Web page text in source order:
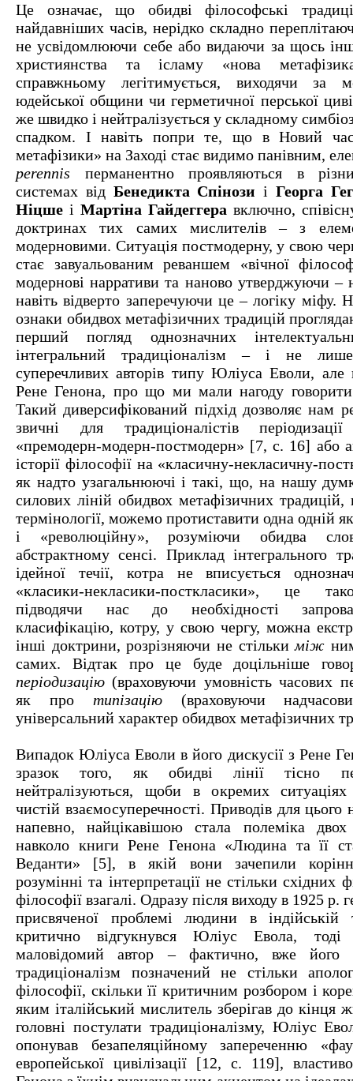
Це означає, що обидві філософські
найдавніших часів, нерідко складно
не усвідомлюючи себе або видаючи за щось
християнства та ісламу «нова
справжньому легітимується, виходячи за
юдейської общини чи герметичної перської
же швидко і нейтралізується у складному
спадком. І навіть попри те, що в Новий
метафізики» на Заході стає видимо панівним,
perennis перманентно проявляються в
системах від Бенедикта Спінози і Георга
Ніцше і Мартіна Гайдеггера включно,
доктринах тих самих мислителів – з
модерновими. Ситуація постмодерну, у свою
стає завуальованим реваншем «вічної
модернові нарративи та наново утверджуючи –
навіть відверто заперечуючи це – логіку
ознаки обидвох метафізичних традицій
перший погляд однозначних
інтегральний традиціоналізм – і не
суперечливих авторів типу Юліуса Еволи, але
Рене Генона, про що ми мали нагоду
Такий диверсифікований підхід дозволяє нам
звичні для традиціоналістів
«премодерн-модерн-постмодерн» [7, с. 16] або
історії філософії на «класичну-некласичну-
як надто узагальнюючі і такі, що, на нашу
силових ліній обидвох метафізичних
термінології, можемо протиставити одна одній
і «революційну», розуміючи обидва
абстрактному сенсі. Приклад інтегрального
ідейної течії, котра не вписується
«класики-некласики-посткласики», це
підводячи нас до необхідності
класифікацію, котру, у свою чергу, можна
інші доктрини, розрізняючи не стількиміж
самих. Відтак про це буде доцільніше
періодизацію (враховуючи умовність часових
як про типізацію(враховуючи
універсальний характер обидвох метафізичних
Випадок Юліуса Еволи в його дискусії з Рене
зразок того, як обидві лінії тісно
нейтралізуються, щоби в окремих
чистій взаємосуперечності. Приводів для цього
напевно, найцікавішою стала полеміка двох
навколо книги Рене Генона «Людина та її
Веданти» [5], в якій вони зачепили
розумінні та інтерпретації не стільки східних
філософії взагалі. Одразу після виходу в 1925 р.
присвяченої проблемі людини в індійській
критично відгукнувся Юліус Евола,
маловідомий автор – фактично, вже
традиціоналізм позначений не стільки
філософії, скільки її критичним розбором і
яким італійський мислитель зберігав до
головні постулати традиціоналізму, Юліус
опонував безапеляційному запереченню
европейської цивілізації [12, с. 119],